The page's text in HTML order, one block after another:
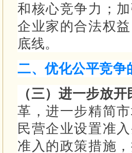
和核心竞争力；
企业家的合法权
底线。
二、优化公平竞争
（三）进一步放
革，进一步精简
民营企业设置准入
准入的政策措施